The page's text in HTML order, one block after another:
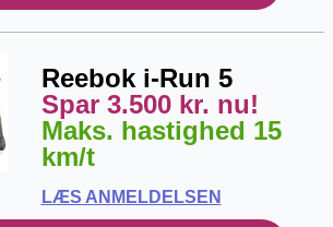
Reebok i-Run 5
Spar 3.500 kr. nu!
Maks. hastighed 15
km/t
LÆS ANMELDELSEN